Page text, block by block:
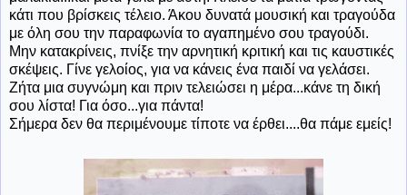
κάτι που βρίσκεις τέλειο. Άκου δυνατά μουσική και τραγούδα
με όλη σου την παραφωνία το αγαπημένο σου τραγούδι.
Μην κατακρίνεις, πνίξε την αρνητική κριτική και τις καυστικές
σκέψεις. Γίνε γελοίος, για να κάνεις ένα παιδί να γελάσει.
Ζήτα μια συγνώμη και πριν τελειώσει η μέρα...κάνε τη δική
σου λίστα! Για όσο...για πάντα!
Σήμερα δεν θα περιμένουμε τίποτε να έρθει....θα πάμε εμείς!